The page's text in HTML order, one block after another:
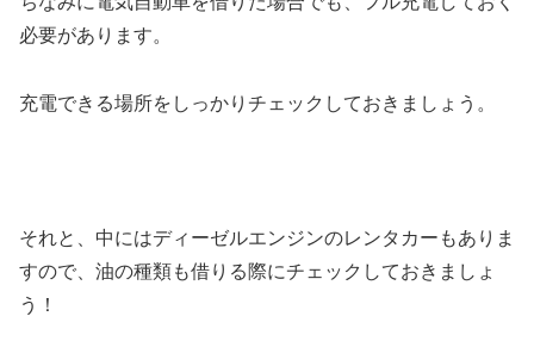
必要があります。
充電できる場所をしっかりチェックしておきましょう。
それと、中にはディーゼルエンジンのレンタカーもありま
すので、油の種類も借りる際にチェックしておきましょ
う！